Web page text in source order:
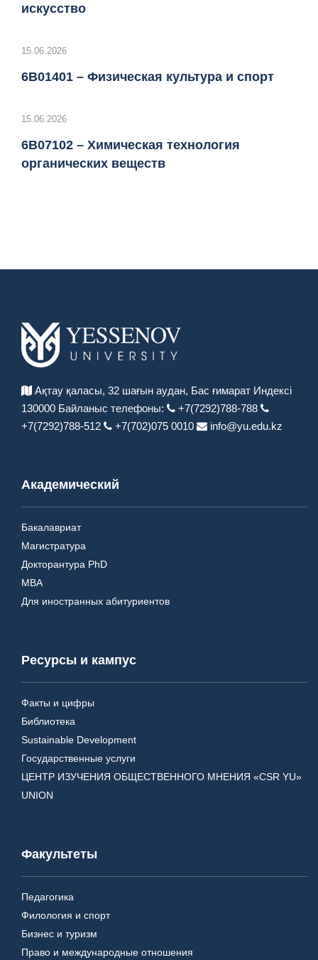
искусство
15.06.2026
6B01401 – Физическая культура и спорт
15.06.2026
6B07102 – Химическая технология
органических веществ
Ақтау қаласы, 32 шағын аудан, Бас ғимарат Индексі
130000 Байланыс телефоны:
+7(7292)788-788
+7(7292)788-512
+7(702)075 0010 info@yu.edu.kz
Академический
Бакалавриат
Магистратура
Докторантура PhD
MBA
Для иностранных абитуриентов
Ресурсы и кампус
Факты и цифры
Библиотека
Sustainable Development
Государственные услуги
ЦЕНТР ИЗУЧЕНИЯ ОБЩЕСТВЕННОГО МНЕНИЯ «CSR YU»
UNION
Факультеты
Педагогика
Филология и спорт
Бизнес и туризм
Право и международные отношения